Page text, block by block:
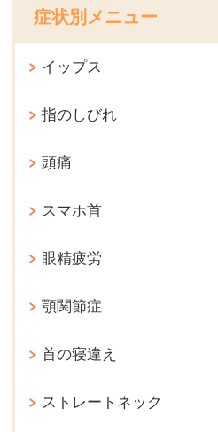
症状別メニュー
イップス
指のしびれ
頭痛
スマホ首
眼精疲労
顎関節症
首の寝違え
ストレートネック